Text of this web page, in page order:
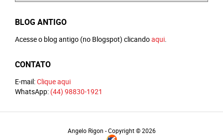
BLOG ANTIGO
Acesse o blog antigo (no Blogspot) clicandoaqui.
CONTATO
E-mail:Clique aqui
WhatsApp: (44) 98830-1921
Angelo Rigon - Copyright © 2026